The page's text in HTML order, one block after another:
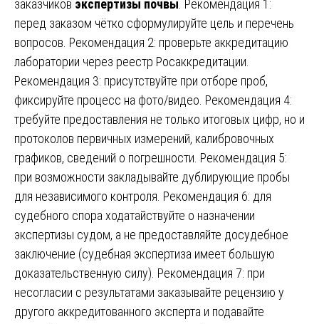
заказчиков экспертизы почвы . Рекомендация 1:
перед заказом чётко сформулируйте цель и перечень
вопросов. Рекомендация 2: проверьте аккредитацию
лаборатории через реестр Росаккредитации.
Рекомендация 3: присутствуйте при отборе проб,
фиксируйте процесс на фото/видео. Рекомендация 4:
требуйте предоставления не только итоговых цифр, но и
протоколов первичных измерений, калибровочных
графиков, сведений о погрешности. Рекомендация 5:
при возможности закладывайте дублирующие пробы
для независимого контроля. Рекомендация 6: для
судебного спора ходатайствуйте о назначении
экспертизы судом, а не предоставляйте досудебное
заключение (судебная экспертиза имеет большую
доказательственную силу). Рекомендация 7: при
несогласии с результатами заказывайте рецензию у
другого аккредитованного эксперта и подавайте